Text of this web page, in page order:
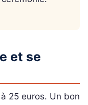
et se
25 euros. Un bon